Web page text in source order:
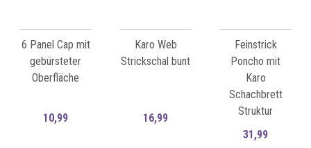
6 Panel Cap mit
gebürsteter
Oberfläche
10,99
Karo Web
Strickschal bunt
16,99
Feinstrick
Poncho mit
Karo
Schachbrett
Struktur
31,99